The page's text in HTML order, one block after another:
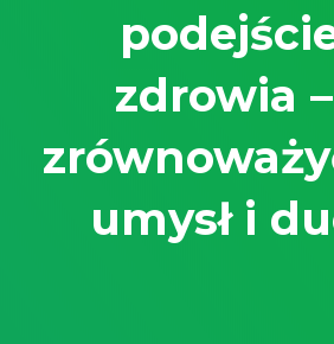
zdrowia
umysł i